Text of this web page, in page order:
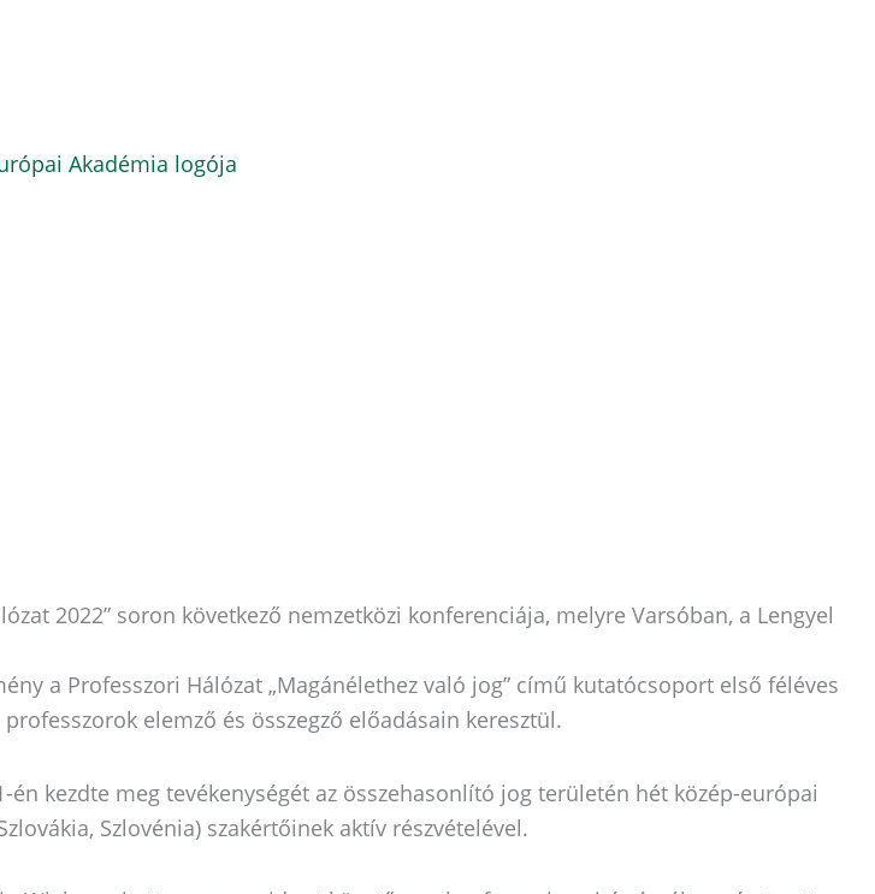
2022” soron következő nemzetközi konferenciája, melyre Varsóban, a Lengyel
a Professzori Hálózat „Magánélethez való jog” című kutatócsoport első féléves
elemző és összegző előadásain keresztül.
kezdte meg tevékenységét az összehasonlító jog területén hét közép-európai
Szlovénia) szakértőinek aktív részvételével.